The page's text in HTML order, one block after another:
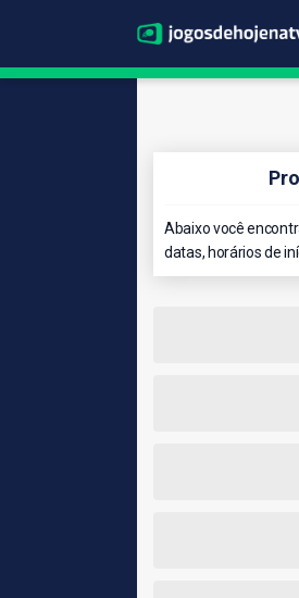
Abaixo você
datas, horários de